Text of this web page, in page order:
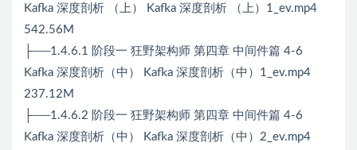
Kafka 深度剖析 （上） Kafka 深度剖析 （上）1_ev.mp4
542.56M
├──1.4.6.1 阶段一 狂野架构师 第四章 中间件篇 4-6
Kafka 深度剖析（中） Kafka 深度剖析（中）1_ev.mp4
237.12M
├──1.4.6.2 阶段一 狂野架构师 第四章 中间件篇 4-6
Kafka 深度剖析（中） Kafka 深度剖析（中）2_ev.mp4